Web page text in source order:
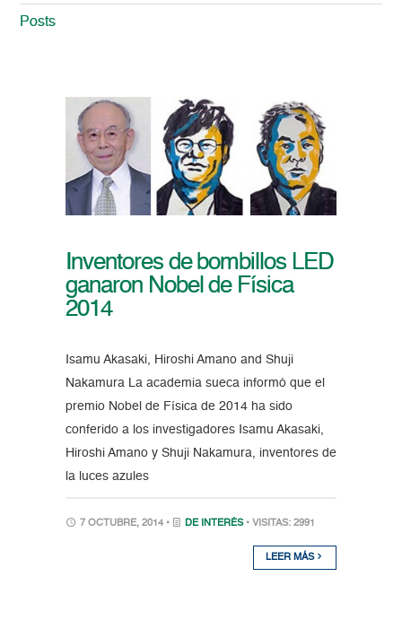
Posts
Inventores de bombillos LED
ganaron Nobel de Física
2014
Isamu Akasaki, Hiroshi Amano and Shuji
Nakamura La academia sueca informó que el
premio Nobel de Física de 2014 ha sido
conferido a los investigadores Isamu Akasaki,
Hiroshi Amano y Shuji Nakamura, inventores de
la luces azules
7 OCTUBRE, 2014 • DE INTERÉS • VISITAS: 2991
LEER MÁS